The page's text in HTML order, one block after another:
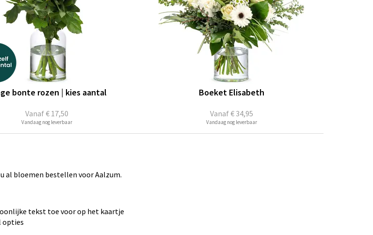
Vanaf€ 17,50
bonte rozen | kies aantal
Vandaag nog leverbaar
Vanaf€ 34,95
Boeket Elisabeth
Vandaag nog leverbaar
al bloemen bestellen voor Aalzum.
tekst toe voor op het kaartje
opties